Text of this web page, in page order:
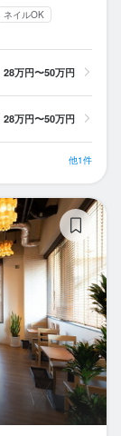
ネイルOK
28万円〜50万円
28万円〜50万円
他1件